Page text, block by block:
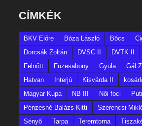
CÍMKÉK
BKV Előre Bóza László Bőcs
Dorcsák Zoltán
DVSC II DVTK II
Felnőtt
Füzesabony Gyula Gál
Hatvan
Interjú Kisvárda II
Magyar Kupa
NB III Női foci
Pénzesné Balázs Kitti
Szerencsi
Sényő
Tarpa Teremtorna